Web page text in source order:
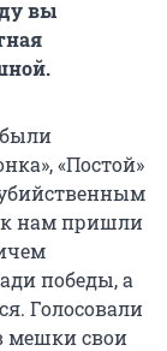
вы
«Постой»
к нам пришли
победы, а
Голосовали
мешки свои